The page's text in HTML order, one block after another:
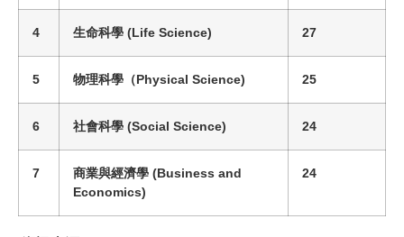
4 生命科學 (Life Science) 27
5 物理科學 （Physical Science) 25
6 社會科學 (Social Science) 24
7
商業與經濟學 (Business and
Economics)
24